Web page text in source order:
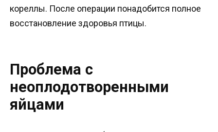
кореллы. После операции понадобится полное
восстановление здоровья птицы.
Проблема с
неоплодотворенными
яйцами